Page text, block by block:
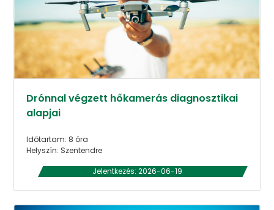
Drónnal végzett hőkamerás diagnosztikai
alapjai
Időtartam: 8 óra
Helyszín: Szentendre
Jelentkezés: 2026-06-19